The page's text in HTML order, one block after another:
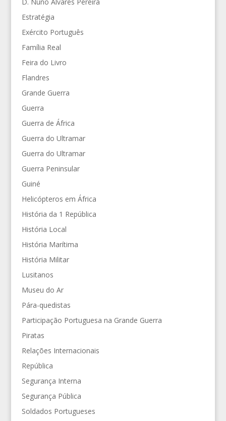
Estratégia
Exército Português
Família Real
Feira do Livro
Flandres
Grande Guerra
Guerra
Guerra de África
Guerra do Ultramar
Guerra do Ultramar
Guerra Peninsular
Guiné
Helicópteros em África
História da 1 República
História Local
História Marítima
História Militar
Lusitanos
Museu do Ar
Pára-quedistas
Participação Portuguesa na Grande Guerra
Piratas
Relações Internacionais
República
Segurança Interna
Segurança Pública
Soldados Portugueses